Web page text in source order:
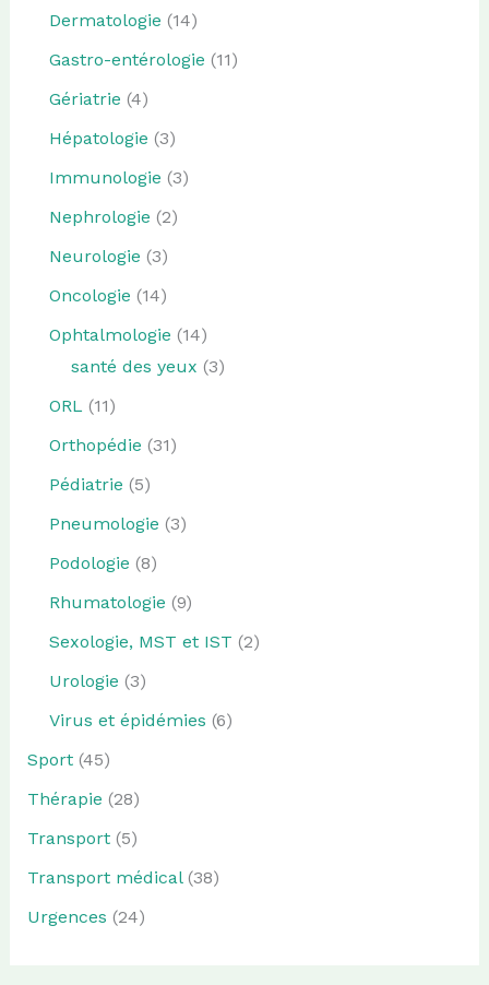
Dermatologie (14)
Gastro-entérologie (11)
Gériatrie (4)
Hépatologie (3)
Immunologie (3)
Nephrologie (2)
Neurologie (3)
Oncologie (14)
Ophtalmologie (14)
santé des yeux (3)
ORL (11)
Orthopédie (31)
Pédiatrie (5)
Pneumologie (3)
Podologie (8)
Rhumatologie (9)
Sexologie, MST et IST (2)
Urologie (3)
Virus et épidémies (6)
Sport(45)
Thérapie (28)
Transport(5)
Transport médical(38)
Urgences (24)